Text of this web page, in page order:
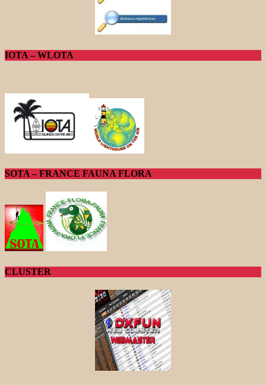
IOTA – WLOTA
SOTA – FRANCE FAUNA FLORA
CLUSTER